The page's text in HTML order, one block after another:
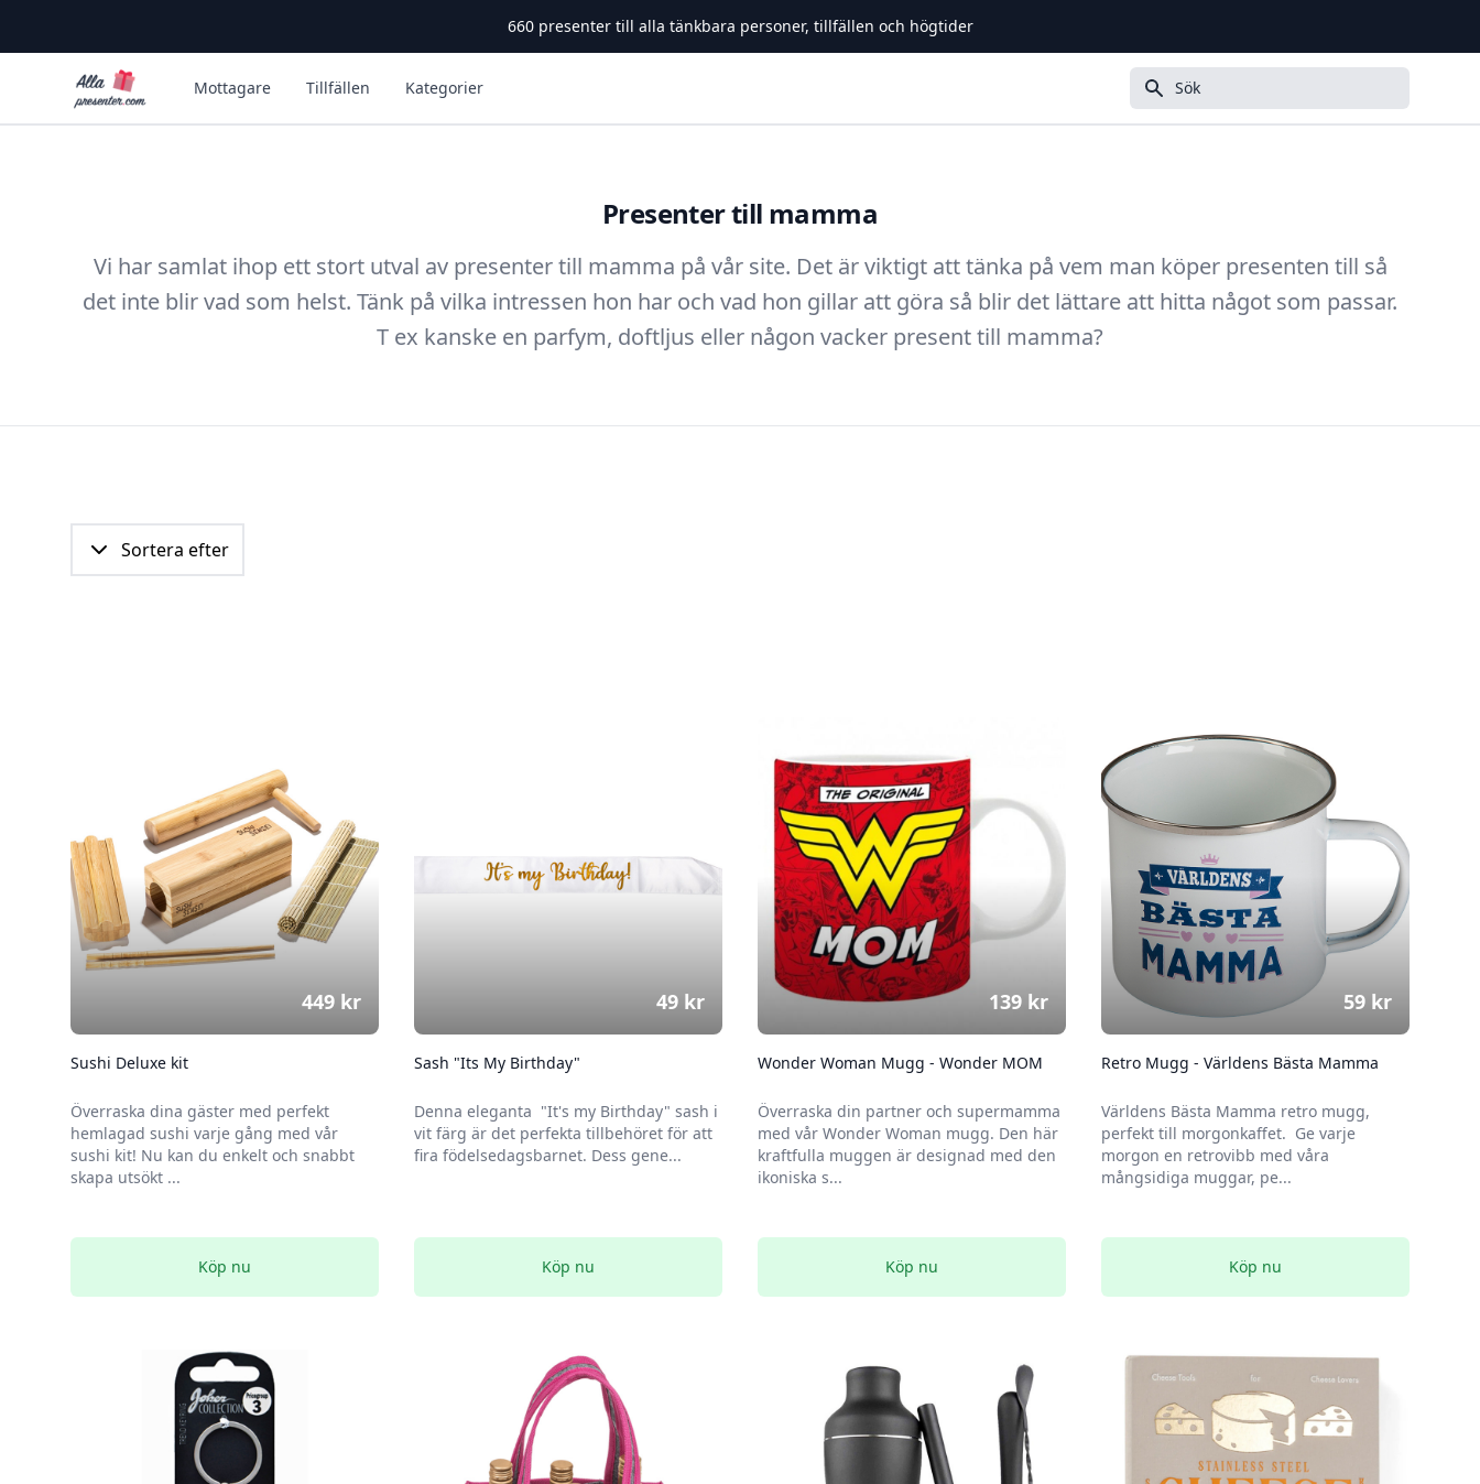
660presenter till alla tänkbara personer, tillfällen och högtider
Alla Presenter Mottagare Tillfällen Kategorier Sök
Presenter till mamma
Vi har samlat ihop ett stort utval av presenter till mamma på vår site. Det är viktigt att tänka på vem man köper presenten till så
det inte blir vad som helst. Tänk på vilka intressen hon har och vad hon gillar att göra så blir det lättare att hitta något som passar.
T ex kanske en parfym, doftljus eller någon vacker present till mamma?
Sortera efter
Sushi Deluxe kit
Överraska dina gäster med perfekt
hemlagad sushi varje gång med vår
sushi kit! Nu kan du enkelt och snabbt
skapa utsökt ...
449 kr
Köp nu
Sash "Its My Birthday"
Denna eleganta "It's my Birthday" sash i
vit färg är det perfekta tillbehöret för att
fira födelsedagsbarnet. Dess gene...
49 kr
Köp nu
Wonder Woman Mugg - Wonder MOM
Överraska din partner och supermamma
med vår Wonder Woman mugg. Den här
kraftfulla muggen är designad med den
ikoniska s...
139 kr
Köp nu
Retro Mugg - Världens Bästa Mamma
Världens Bästa Mamma retro mugg,
perfekt till morgonkaffet. Ge varje
morgon en retrovibb med våra
mångsidiga muggar, pe...
59 kr
Köp nu